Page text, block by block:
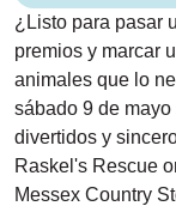
¿Listo para pasar
premios y marcar
animales que lo
sábado 9 de
divertidos y
Raskel's Rescue
Messex Country